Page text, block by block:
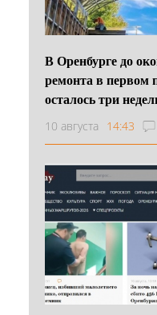
В Оренбурге до
ремонта в первом
осталось три
10 августа 14:43